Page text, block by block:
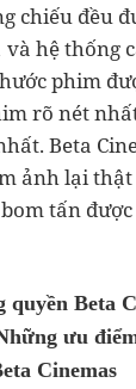
chiếu đều
hệ thống
phim
rõ nét
Beta
ảnh lại
tấn
quyền Beta
ưu
Cinemas